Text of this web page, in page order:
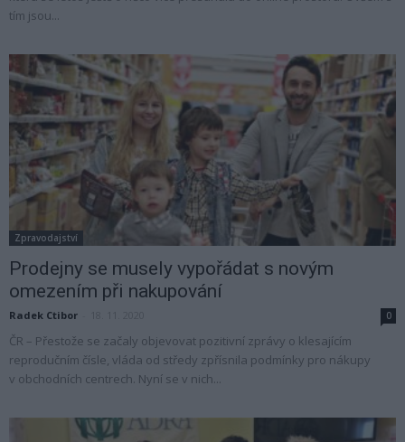
tím jsou...
Zpravodajství
Prodejny se musely vypořádat s novým
omezením při nakupování
Radek Ctibor 0
ČR – Přestože se začaly objevovat pozitivní zprávy o klesajícím
reprodučním čísle, vláda od středy zpřísnila podmínky pro nákupy
v obchodních centrech. Nyní se v nich...